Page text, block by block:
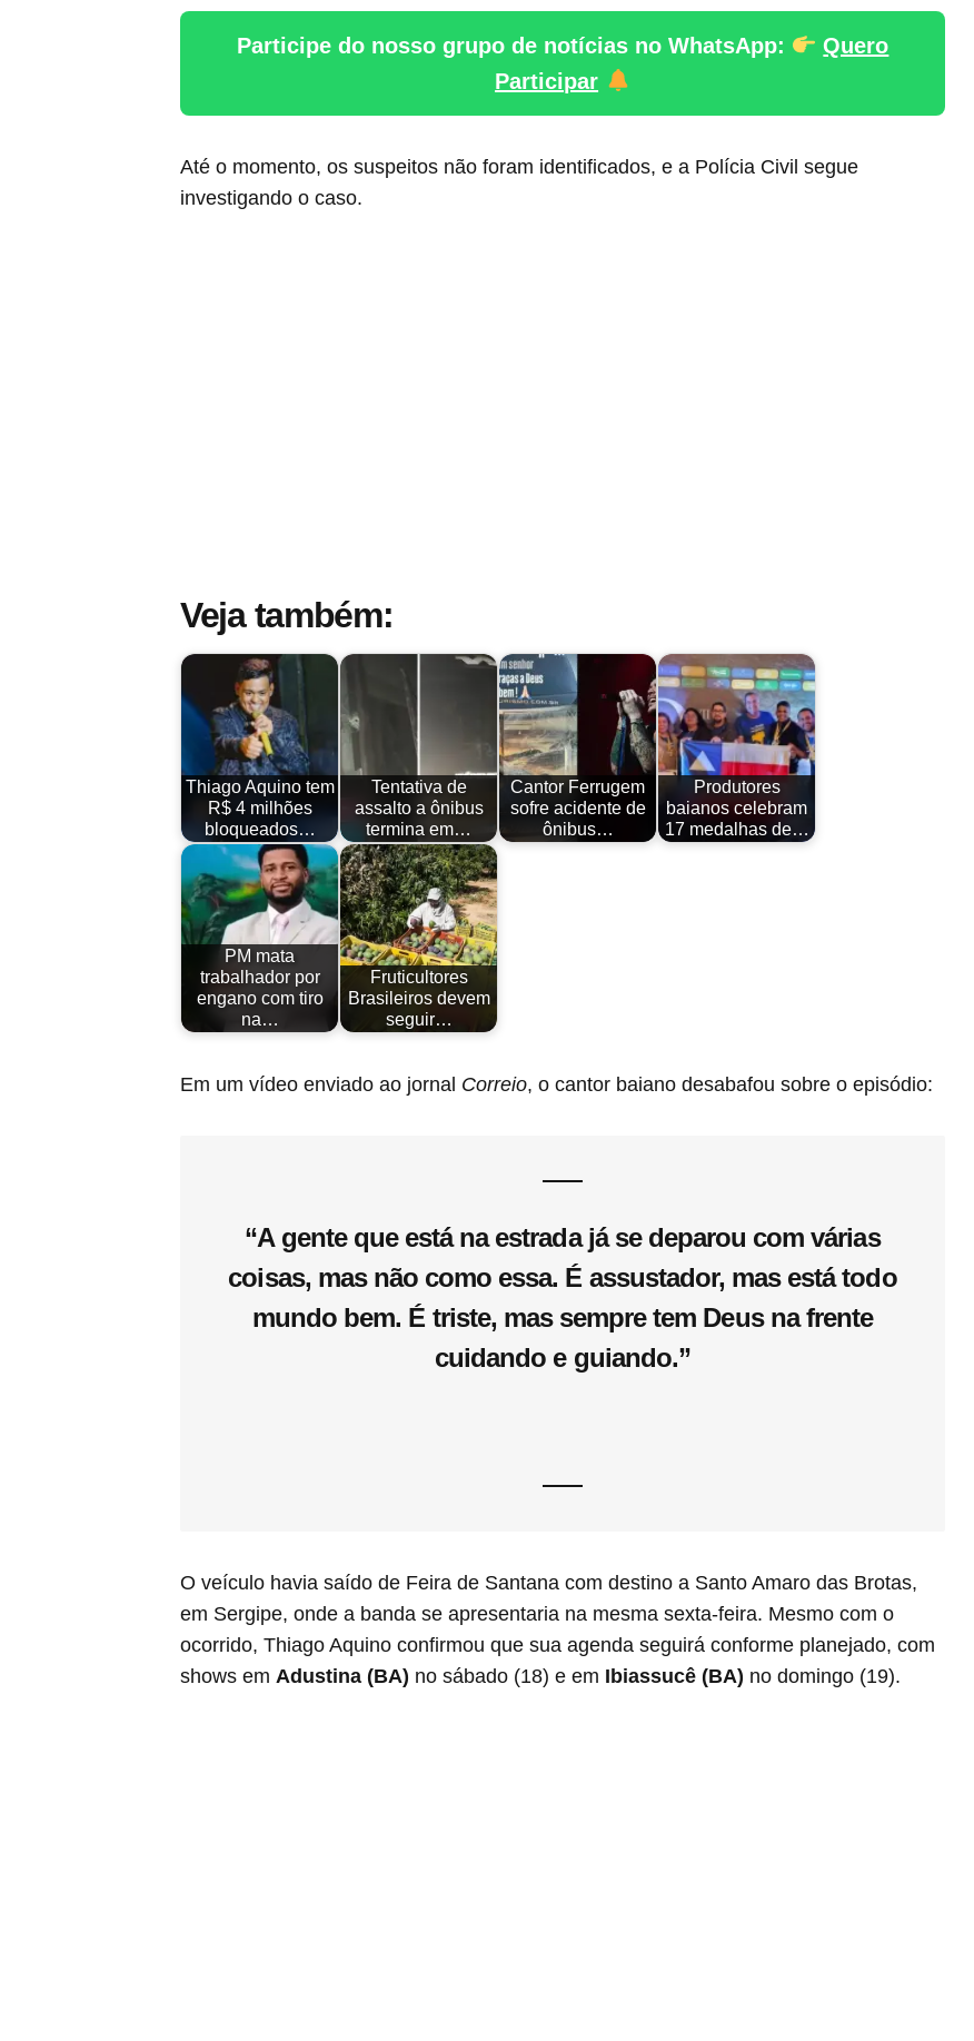
Participe do nosso grupo de notícias no WhatsApp:
Quero
Participar
Até o momento, os suspeitos não foram identificados, e a Polícia Civil segue
investigando o caso.
Veja também:
Thiago Aquino tem
R$ 4 milhões
bloqueados…
Tentativa de
assalto a ônibus
termina em…
Cantor Ferrugem
sofre acidente de
ônibus…
Produtores
baianos celebram
17 medalhas de…
PM mata
trabalhador por
engano com tiro
na…
Fruticultores
Brasileiros devem
seguir…
Em um vídeo enviado ao jornal Correio, o cantor baiano desabafou sobre o episódio:
“A gente que está na estrada já se deparou com várias
coisas, mas não como essa. É assustador, mas está todo
mundo bem. É triste, mas sempre tem Deus na frente
cuidando e guiando.”
O veículo havia saído de Feira de Santana com destino a Santo Amaro das Brotas,
em Sergipe, onde a banda se apresentaria na mesma sexta-feira. Mesmo com o
ocorrido, Thiago Aquino confirmou que sua agenda seguirá conforme planejado, com
shows em Adustina (BA) no sábado (18) e em Ibiassucê (BA) no domingo (19).